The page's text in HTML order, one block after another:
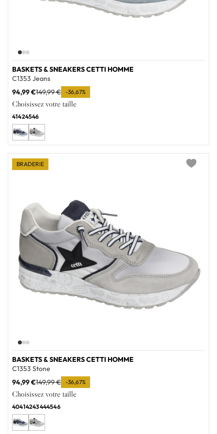
BASKETS & SNEAKERS CETTI HOMME
C1353 Jeans
94,99 €149,99 € -36,67%
Choisissez votre taille
41424546
BASKETS & SNEAKERS CETTI HOMME
C1353 Stone
94,99 €149,99 € -36,67%
Choisissez votre taille
40414243444546
BRADERIE